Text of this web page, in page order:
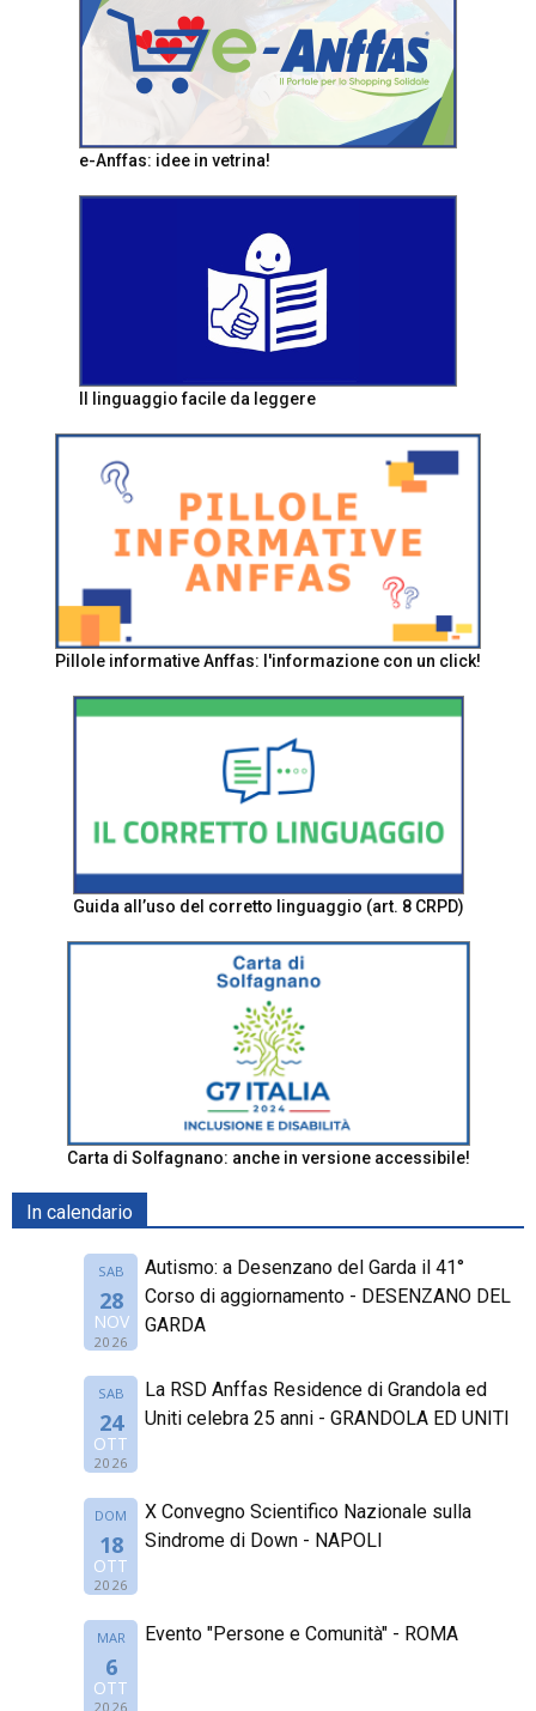
e-Anffas: idee in vetrina!
Il linguaggio facile da leggere
Pillole informative Anffas: l'informazione con un click!
Guida all’uso del corretto linguaggio (art. 8 CRPD)
Carta di Solfagnano: anche in versione accessibile!
In calendario
SAB
28
NOV
2026
Autismo: a Desenzano del Garda il 41°
Corso di aggiornamento - DESENZANO DEL
GARDA
SAB
24
OTT
2026
La RSD Anffas Residence di Grandola ed
Uniti celebra 25 anni - GRANDOLA ED UNITI
DOM
18
OTT
2026
X Convegno Scientifico Nazionale sulla
Sindrome di Down - NAPOLI
MAR
6
OTT
2026
Evento "Persone e Comunità" - ROMA